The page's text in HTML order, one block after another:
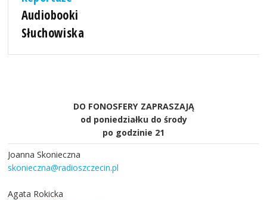
Audiobooki
Słuchowiska
DO FONOSFERY ZAPRASZAJĄ
od poniedziałku do środy
po godzinie 21
Joanna Skonieczna
skonieczna@radioszczecin.pl
Agata Rokicka